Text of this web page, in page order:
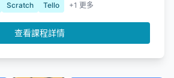
Scratch Tello +1 更多
查看課程詳情